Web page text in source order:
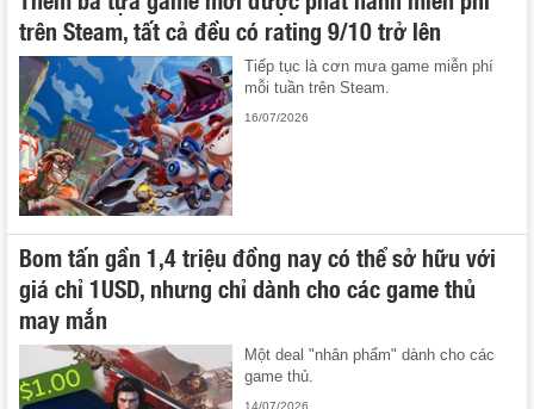
trên Steam, tất cả đều có rating 9/10 trở lên
Tiếp tục là cơn mưa game miễn phí
mỗi tuần trên Steam.
16/07/2026
Bom tấn gần 1,4 triệu đồng nay có thể sở hữu với
giá chỉ 1USD, nhưng chỉ dành cho các game thủ
may mắn
Một deal "nhân phẩm" dành cho các
game thủ.
14/07/2026